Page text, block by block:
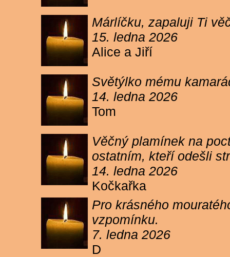
Márlíčku, zapaluji Ti
15. ledna 2026
Alice a Jiří
Světýlko mému
14. ledna 2026
Tom
Věčný plamínek na
ostatním, kteří odešli
14. ledna 2026
Kočkařka
Pro krásného
vzpomínku.
7. ledna 2026
D